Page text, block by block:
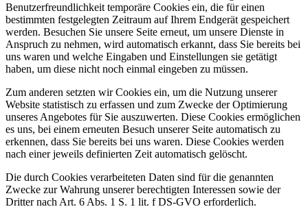
Benutzerfreundlichkeit temporäre Cookies ein, die für einen
bestimmten festgelegten Zeitraum auf Ihrem Endgerät gespeichert
werden. Besuchen Sie unsere Seite erneut, um unsere Dienste in
Anspruch zu nehmen, wird automatisch erkannt, dass Sie bereits bei
uns waren und welche Eingaben und Einstellungen sie getätigt
haben, um diese nicht noch einmal eingeben zu müssen.
Zum anderen setzten wir Cookies ein, um die Nutzung unserer
Website statistisch zu erfassen und zum Zwecke der Optimierung
unseres Angebotes für Sie auszuwerten. Diese Cookies ermöglichen
es uns, bei einem erneuten Besuch unserer Seite automatisch zu
erkennen, dass Sie bereits bei uns waren. Diese Cookies werden
nach einer jeweils definierten Zeit automatisch gelöscht.
Die durch Cookies verarbeiteten Daten sind für die genannten
Zwecke zur Wahrung unserer berechtigten Interessen sowie der
Dritter nach Art. 6 Abs. 1 S. 1 lit. f DS-GVO erforderlich.